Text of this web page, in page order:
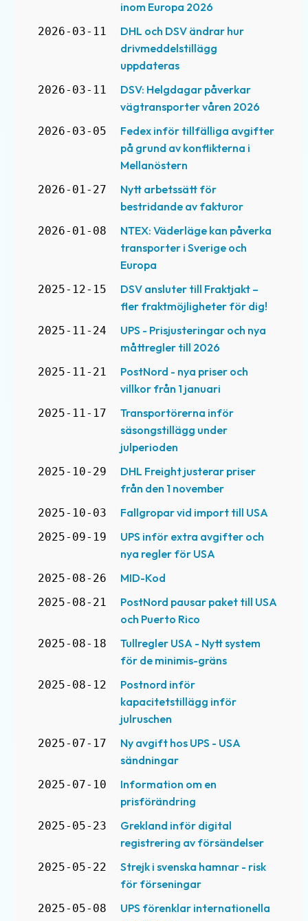
inom Europa 2026
2026-03-11
DHL och DSV ändrar hur
drivmeddelstillägg
uppdateras
2026-03-11
DSV: Helgdagar påverkar
vägtransporter våren 2026
2026-03-05
Fedex inför tillfälliga avgifter
på grund av konflikterna i
Mellanöstern
2026-01-27
Nytt arbetssätt för
bestridande av fakturor
2026-01-08
NTEX: Väderläge kan påverka
transporter i Sverige och
Europa
2025-12-15
DSV ansluter till Fraktjakt –
fler fraktmöjligheter för dig!
2025-11-24
UPS - Prisjusteringar och nya
måttregler till 2026
2025-11-21
PostNord - nya priser och
villkor från 1 januari
2025-11-17
Transportörerna inför
säsongstillägg under
julperioden
2025-10-29
DHL Freight justerar priser
från den 1 november
2025-10-03 Fallgropar vid import till USA
2025-09-19
UPS inför extra avgifter och
nya regler för USA
2025-08-26 MID-Kod
2025-08-21
PostNord pausar paket till USA
och Puerto Rico
2025-08-18
Tullregler USA - Nytt system
för de minimis-gräns
2025-08-12
Postnord inför
kapacitetstillägg inför
julruschen
2025-07-17
Ny avgift hos UPS - USA
sändningar
2025-07-10
Information om en
prisförändring
2025-05-23
Grekland inför digital
registrering av försändelser
2025-05-22
Strejk i svenska hamnar - risk
för förseningar
2025-05-08
UPS förenklar internationella